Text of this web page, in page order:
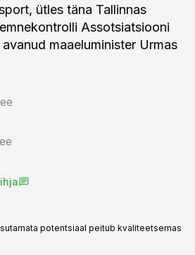
ütles täna Tallinnas
Assotsiatsiooni
avanud maaeluminister Urmas
potentsiaal peitub kvaliteetsemas